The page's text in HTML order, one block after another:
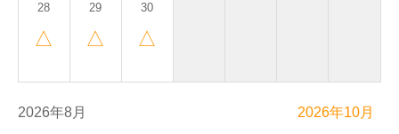
28
△
29
△
30
△
2026年8月 2026年10月